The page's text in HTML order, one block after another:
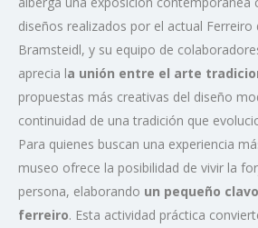
diseños realizados por el actual Ferreiro
Bramsteidl, y su equipo de
aprecia la unión entre el arte
propuestas más creativas del diseño
continuidad de una tradición que
Para quienes buscan una experiencia
museo ofrece la posibilidad de vivir la
persona, elaborando un pequeño
ferreiro. Esta actividad práctica